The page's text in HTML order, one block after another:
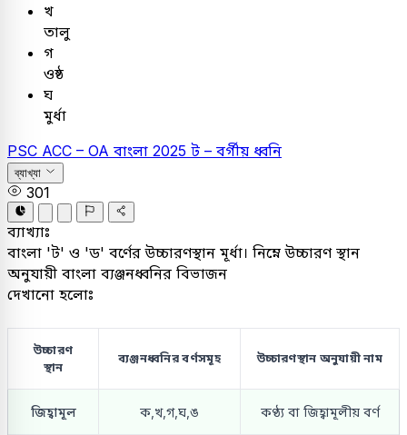
খ
তালু
গ
ওষ্ঠ
ঘ
মুর্ধা
PSC ACC – OA বাংলা 2025 ট – বর্গীয় ধ্বনি
ব্যাখ্যা
301
ব্যাখ্যাঃ
বাংলা 'ট' ও 'ড' বর্ণের উচ্চারণস্থান মূর্ধা। নিম্নে উচ্চারণ স্থান
অনুযায়ী বাংলা ব্যঞ্জনধ্বনির বিভাজন
দেখানো হলোঃ
উচ্চারণ
স্থান
ব্যঞ্জনধ্বনির বর্ণসমূহ উচ্চারণস্থান অনুযায়ী নাম
জিহ্বামূল ক,খ,গ,ঘ,ঙ কণ্ঠ্য বা জিহ্বামূলীয় বর্ণ